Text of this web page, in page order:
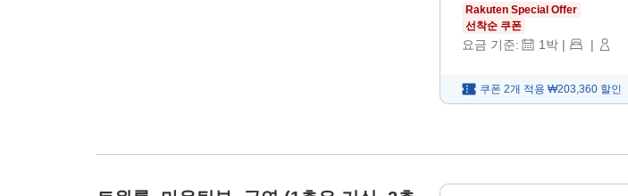
Rakuten Special Offer
선착순 쿠폰
요금 기준: 1박 | |
쿠폰 2개 적용 ₩203,360 할인